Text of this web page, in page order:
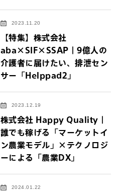
2023.11.20
【特集】株式会社
aba×SIF×SSAP｜9億人の
介護者に届けたい、排泄セン
サー「Helppad2」
2023.12.19
株式会社 Happy Quality｜
誰でも稼げる「マーケットイ
ン農業モデル」×テクノロジ
ーによる「農業DX」
2024.01.22